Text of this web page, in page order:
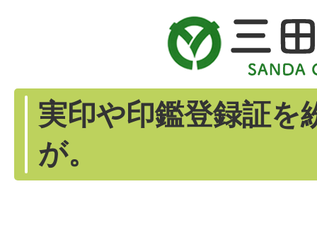
実印や印鑑登録証を
が。